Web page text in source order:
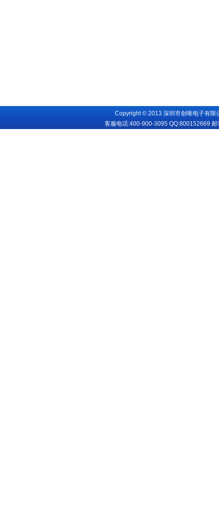
Copyright © 2013 深圳市创唯电子有限
客服电话:400-900-3095 QQ:800152669 邮